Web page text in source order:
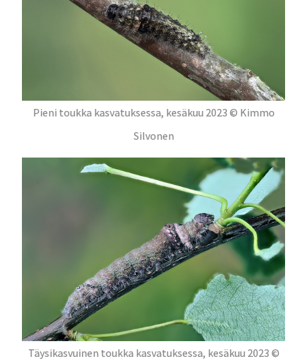
Pieni toukka kasvatuksessa, kesäkuu 2023 © Kimmo
Silvonen
Täysikasvuinen toukka kasvatuksessa, kesäkuu 2023 ©